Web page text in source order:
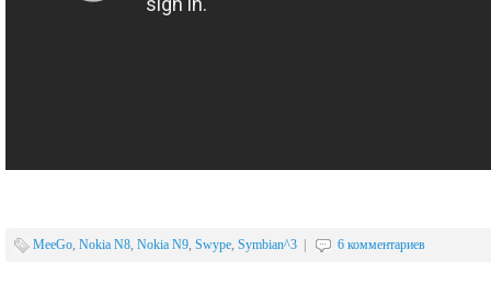
MeeGo, Nokia N8, Nokia N9, Swype, Symbian^3 6 комментариев